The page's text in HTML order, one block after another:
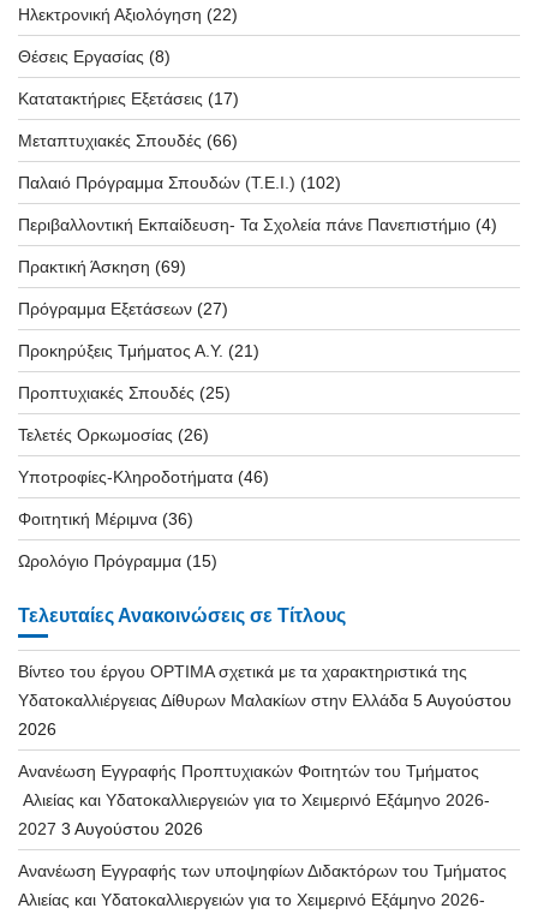
Ηλεκτρονική Αξιολόγηση (22)
Θέσεις Εργασίας (8)
Κατατακτήριες Εξετάσεις (17)
Μεταπτυχιακές Σπουδές (66)
Παλαιό Πρόγραμμα Σπουδών (T.E.I.) (102)
Περιβαλλοντική Εκπαίδευση- Τα Σχολεία πάνε Πανεπιστήμιο (4)
Πρακτική Άσκηση (69)
Πρόγραμμα Εξετάσεων (27)
Προκηρύξεις Τμήματος Α.Υ. (21)
Προπτυχιακές Σπουδές (25)
Τελετές Ορκωμοσίας (26)
Υποτροφίες-Κληροδοτήματα (46)
Φοιτητική Μέριμνα (36)
Ωρολόγιο Πρόγραμμα (15)
Τελευταίες Ανακοινώσεις σε Τίτλους
Βίντεο του έργου OPTIMA σχετικά με τα χαρακτηριστικά της
Υδατοκαλλιέργειας Δίθυρων Μαλακίων στην Ελλάδα 5 Αυγούστου
2026
Ανανέωση Εγγραφής Προπτυχιακών Φοιτητών του Τμήματος
Αλιείας και Υδατοκαλλιεργειών για το Χειμερινό Εξάμηνο 2026-
2027 3 Αυγούστου 2026
Ανανέωση Εγγραφής των υποψηφίων Διδακτόρων του Τμήματος
Αλιείας και Υδατοκαλλιεργειών για το Χειμερινό Εξάμηνο 2026-